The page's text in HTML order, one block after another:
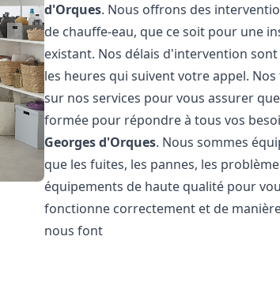
d'Orques. Nous offrons des
de chauffe-eau, que ce soit pour une
existant. Nos délais d'intervention
les heures qui suivent votre appel.
sur nos services pour vous assurer
formée pour répondre à tous vos
Georges d'Orques. Nous sommes
que les fuites, les pannes, les
équipements de haute qualité pour
fonctionne correctement et de
nous font